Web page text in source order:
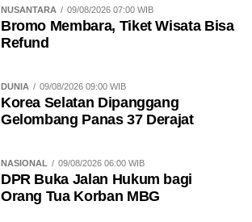
NUSANTARA 09/08/2026 07:00 WIB
Bromo Membara, Tiket Wisata Bisa
Refund
DUNIA 09/08/2026 09:00 WIB
Korea Selatan Dipanggang
Gelombang Panas 37 Derajat
NASIONAL 09/08/2026 06:00 WIB
DPR Buka Jalan Hukum bagi
Orang Tua Korban MBG